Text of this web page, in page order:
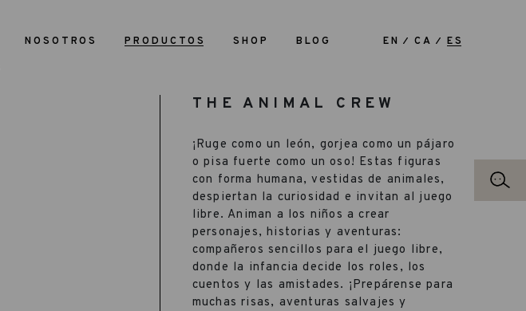
NOSOTROS PRODUCTOS SHOP BLOG EN CA ES
THE ANIMAL CREW
¡Ruge como un león, gorjea como un pájaro
o pisa fuerte como un oso! Estas figuras
con forma humana, vestidas de animales,
despiertan la curiosidad e invitan al juego
libre. Animan a los niños a crear
personajes, historias y aventuras:
compañeros sencillos para el juego libre,
donde la infancia decide los roles, los
cuentos y las amistades. ¡Prepárense para
muchas risas, aventuras salvajes y